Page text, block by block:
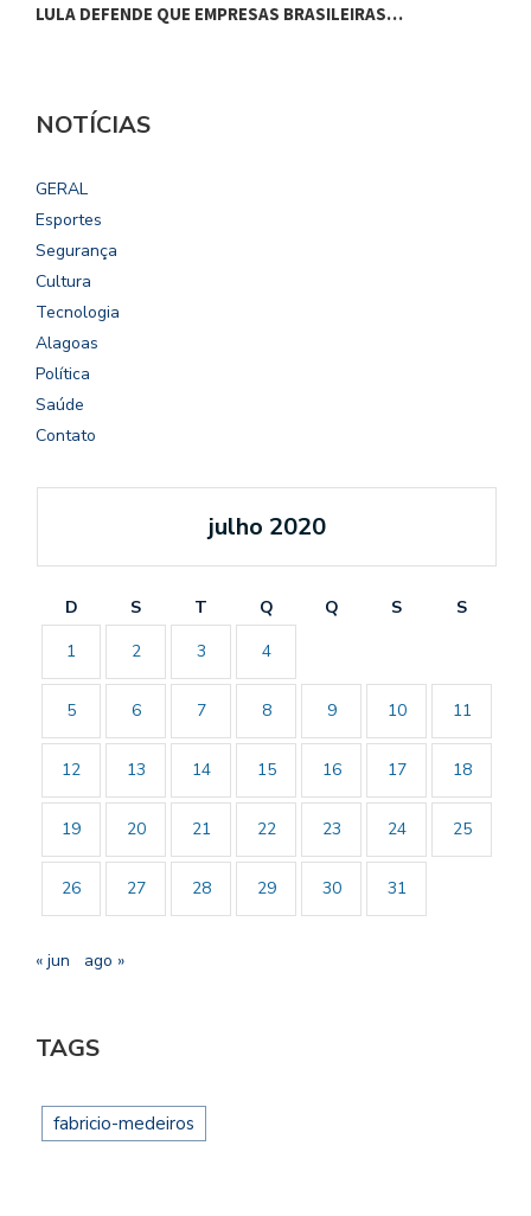
LULA DEFENDE QUE EMPRESAS BRASILEIRAS…
NOTÍCIAS
GERAL
Esportes
Segurança
Cultura
Tecnologia
Alagoas
Política
Saúde
Contato
julho 2020
D S T Q Q S
S
1
2 3 4
5 6 7 8 9 10 11
12 13 14 15 16 17 18
19 20 21 22 23 24 25
26 27 28 29 30 31
« jun ago »
TAGS
fabricio-medeiros